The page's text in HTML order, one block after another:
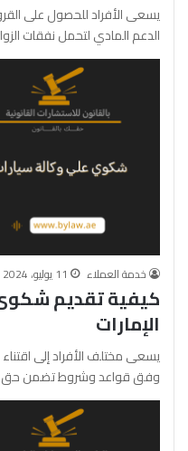
يسعى الأفراد للحصول على
الدعم المادي لتحمل نفقات
خدمة العملاء 11 يوليو، 2024
كيفية تقديم
الإمارات
يسعى مختلف الأفراد إلى
وفق قواعد وشروط تضمن حق